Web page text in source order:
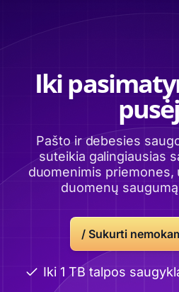
Iki
Pašto ir debesies
suteikia galingiausias
duomenimis priemones,
duomenų
/ Sukurti
Iki 1 TB talpos saugykla